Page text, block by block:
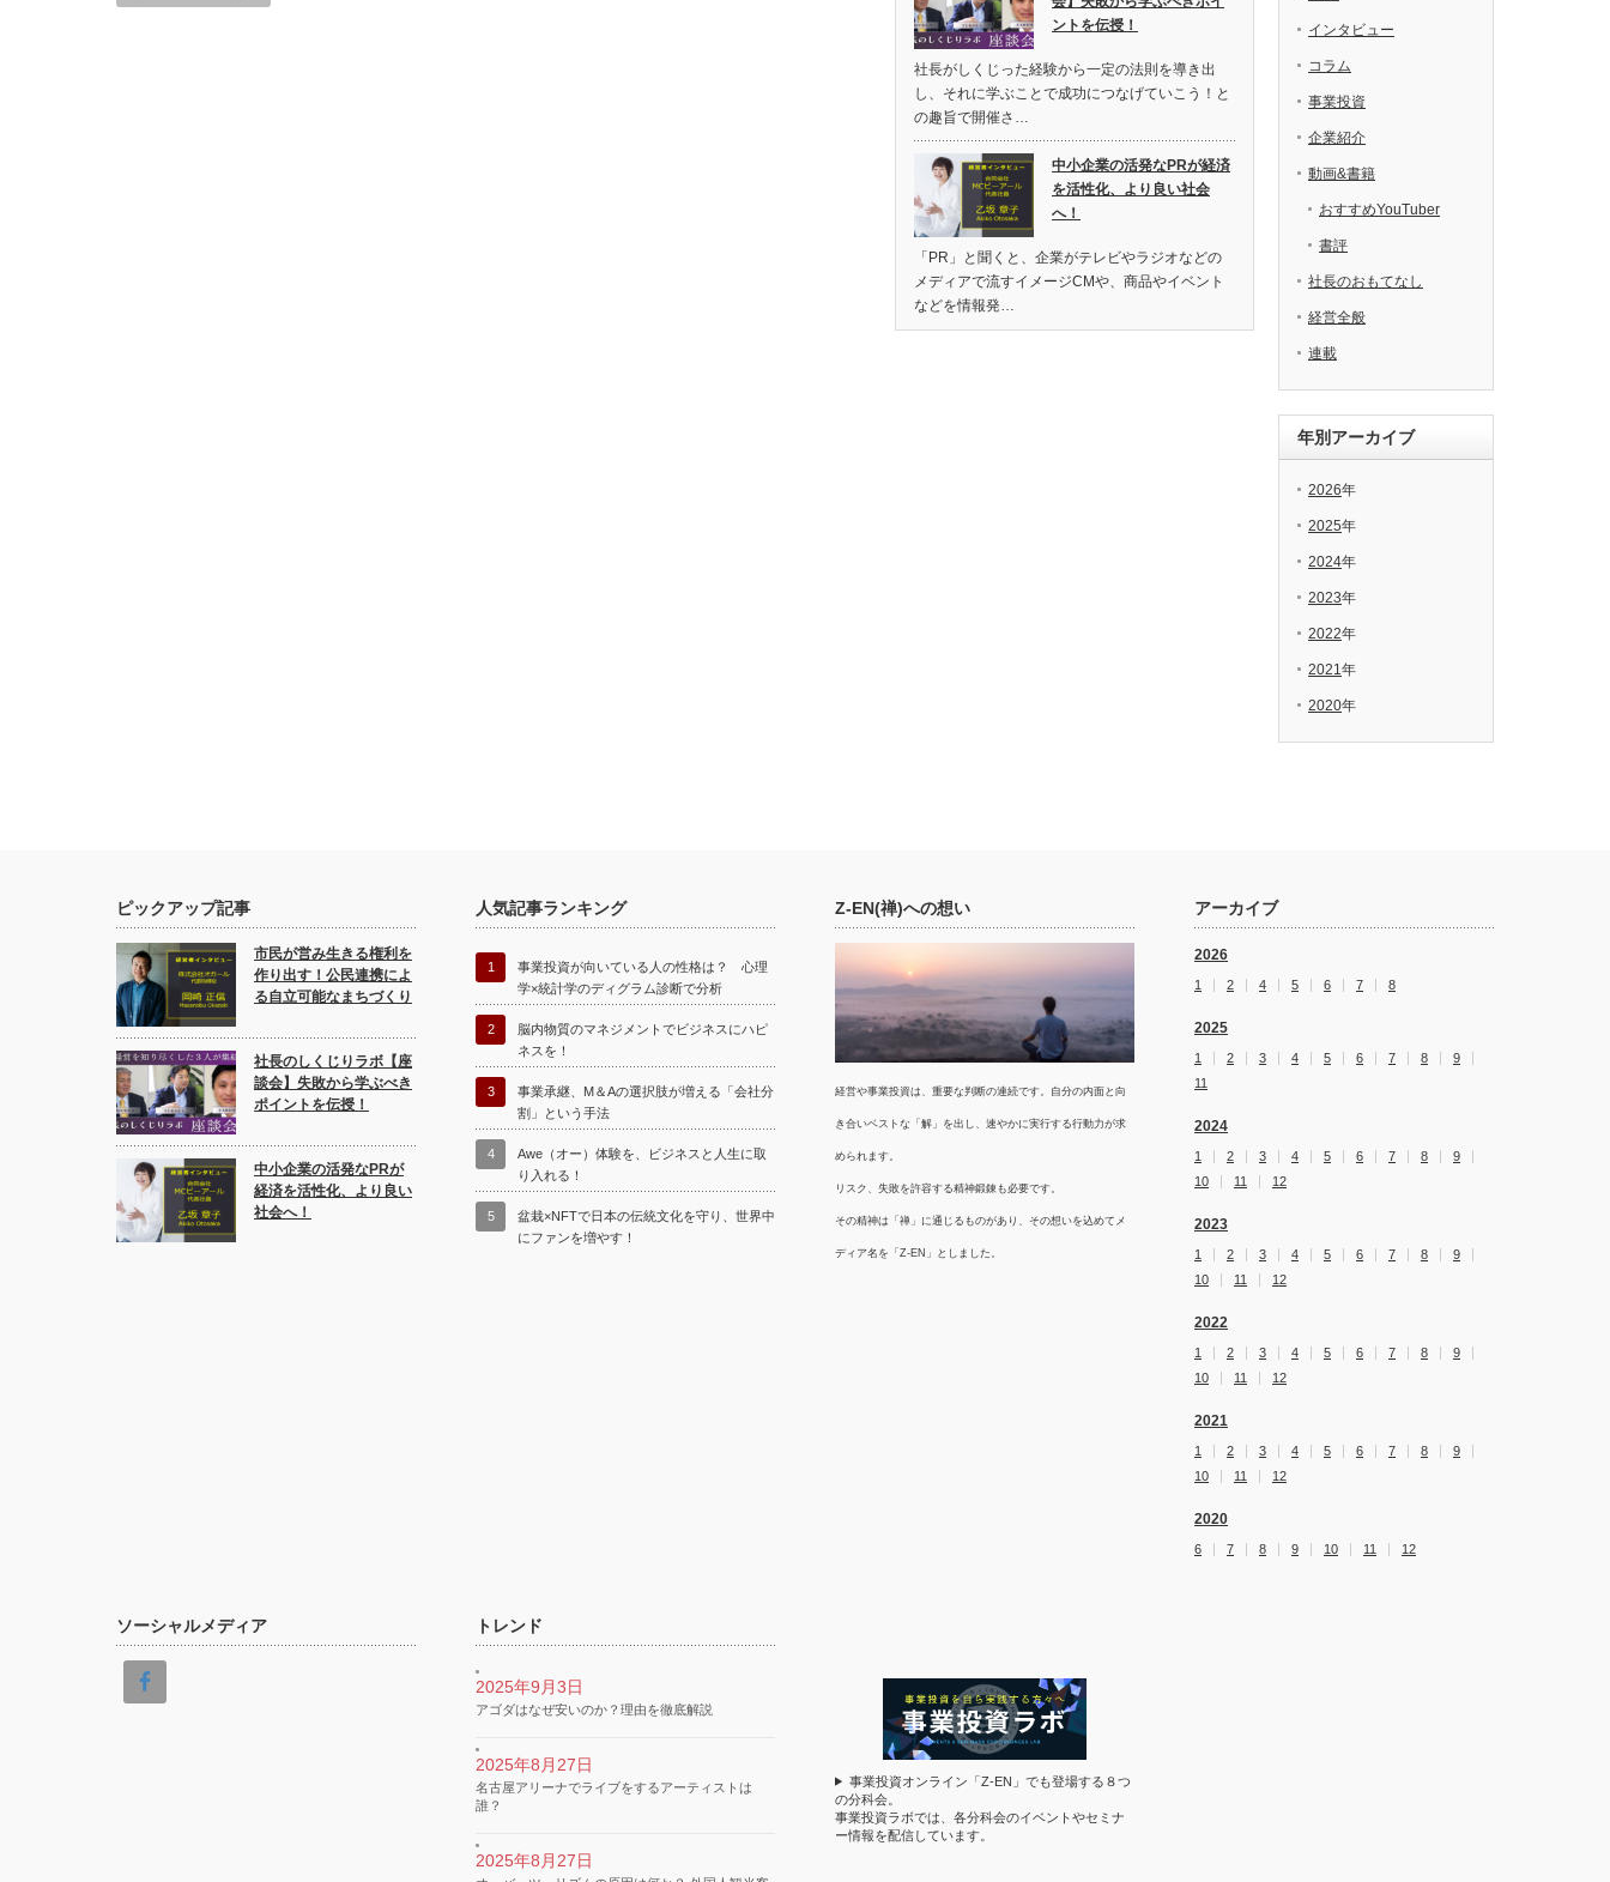
ントを伝授！
社長がしくじった経験から一定の法則を導き出
し、それに学ぶことで成功につなげていこう！と
の趣旨で開催さ…
中小企業の活発なPRが経済
を活性化、より良い社会
へ！
「PR」と聞くと、企業がテレビやラジオなどの
メディアで流すイメージCMや、商品やイベント
などを情報発…
インタビュー
コラム
事業投資
企業紹介
動画&書籍
おすすめYouTuber
書評
社長のおもてなし
経営全般
連載
年別アーカイブ
2026年
2025年
2024年
2023年
2022年
2021年
2020年
ピックアップ記事
市民が営み生きる権利を
作り出す！公民連携によ
る自立可能なまちづくり
社長のしくじりラボ【座
談会】失敗から学ぶべき
ポイントを伝授！
中小企業の活発なPRが
経済を活性化、より良い
社会へ！
人気記事ランキング
1
事業投資が向いている人の性格は？ 心理
学×統計学のディグラム診断で分析
2
脳内物質のマネジメントでビジネスにハピ
ネスを！
3
事業承継、M＆Aの選択肢が増える「会社分
割」という手法
4
Awe（オー）体験を、ビジネスと人生に取
り入れる！
5
盆栽×NFTで日本の伝統文化を守り、世界中
にファンを増やす！
Z-EN(禅)への想い
経営や事業投資は、重要な判断の連続です。自分の内面と向
き合いベストな「解」を出し、速やかに実行する行動力が求
められます。
リスク、失敗を許容する精神鍛錬も必要です。
その精神は「禅」に通じるものがあり、その想いを込めてメ
ディア名を「Z-EN」としました。
アーカイブ
2026
1 2 4 5 6 7 8
2025
1 2 3 4 5 6 7 8
9
11
2024
1 2 3 4 5 6 7 8
9
10
11 12
2023
1 2 3 4 5 6 7 8
9
10
11 12
2022
1 2 3 4 5 6 7 8
9
10
11 12
2021
1 2 3 4 5 6 7 8
9
10
11 12
2020
6 7 8 9 10 11 12
ソーシャルメディア トレンド
2025年9月3日
アゴダはなぜ安いのか？理由を徹底解説
2025年8月27日
名古屋アリーナでライブをするアーティストは
誰？
2025年8月27日
事業投資オンライン「Z-EN」でも登場する８つ
の分科会。
事業投資ラボでは、各分科会のイベントやセミナ
ー情報を配信しています。